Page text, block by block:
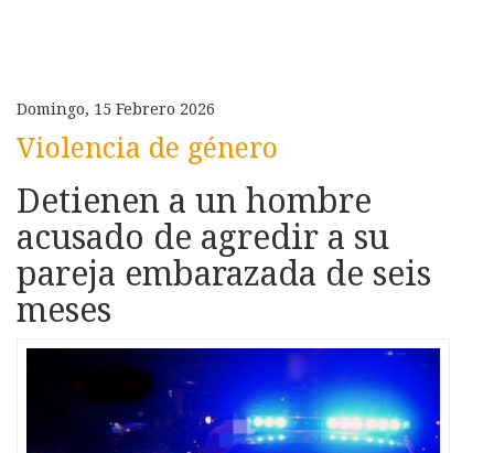
Domingo, 15 Febrero 2026
Violencia de género
Detienen a un hombre
acusado de agredir a su
pareja embarazada de seis
meses